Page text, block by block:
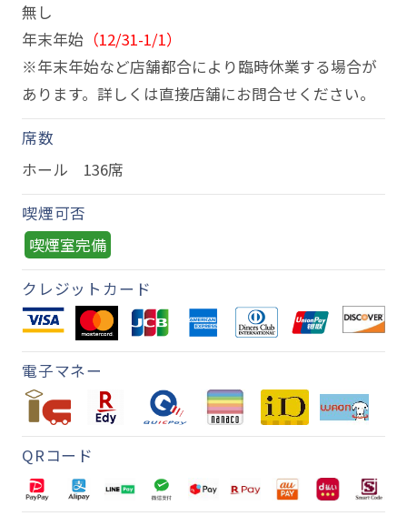
無し
年末年始（12/31-1/1）
※年末年始など店舗都合により臨時休業する場合が
あります。詳しくは直接店舗にお問合せください。
席数
ホール 136席
喫煙可否
喫煙室完備
クレジットカード
電子マネー
QRコード